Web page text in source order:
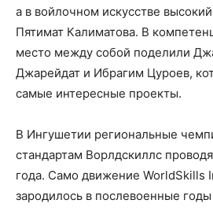
а в войлочном искусстве высокий
Пятимат Калиматова. В
место между собой поделили
Джарейдат и Ибрагим Цуроев,
самые интересные проекты.
В Ингушетии региональные
стандартам Ворлдскиллс пр
года. Само движение WorldSkills
зародилось в послевоенные